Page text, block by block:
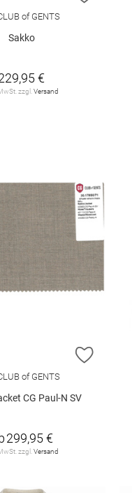
of GENTS
Sakko
€
zzgl.Versand
HINZUFÜGEN
of GENTS
CG Paul-N SV
299,95 €
zzgl.Versand